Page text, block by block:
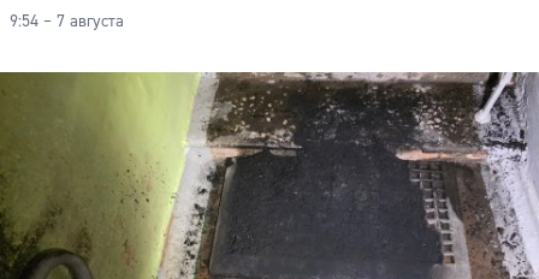
9:54 – 7 августа